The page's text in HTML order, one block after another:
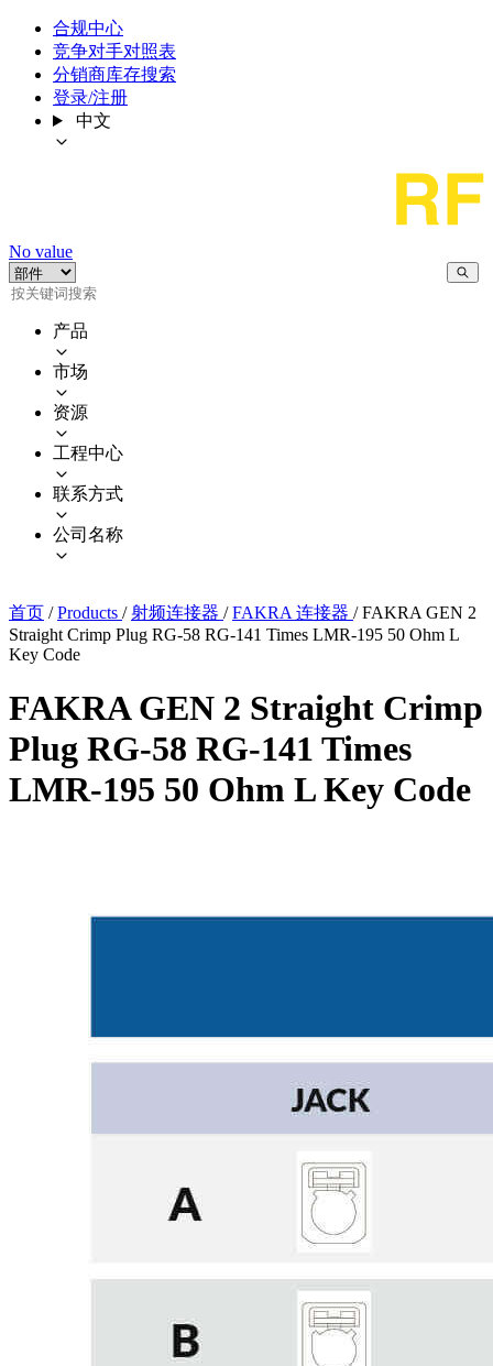
合规中心
竞争对手对照表
分销商库存搜索
登录/注册
中文
No value
产品
市场
资源
工程中心
联系方式
公司名称
首页 / Products / 射频连接器 / FAKRA 连接器 / FAKRA GEN 2
Straight Crimp Plug RG-58 RG-141 Times LMR-195 50 Ohm L
Key Code
FAKRA GEN 2 Straight Crimp
Plug RG-58 RG-141 Times
LMR-195 50 Ohm L Key Code